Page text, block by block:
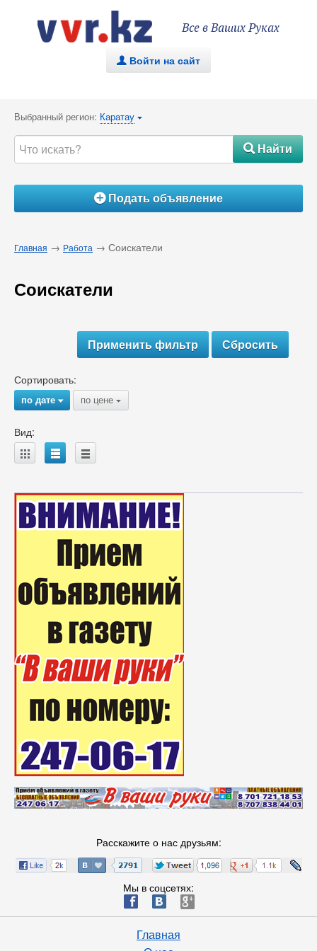
Все в Ваших Руках
. Войти на сайт
Выбранный регион: Каратау {
#Найти
ÁПодать объявление
Главная → Работа → Соискатели
Соискатели
Сортировать:
по дате{ по цене {
Вид:
A B C
Расскажите о нас друзьям:
Мы в соцсетях:
ä æ è
Главная